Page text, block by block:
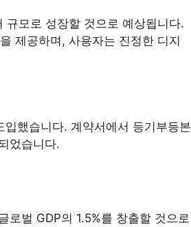
모로 성장할 것으로 예상됩니다.
제공하며, 사용자는 진정한 디지
했습니다. 계약서에서 등기부등본
었습니다.
벌 GDP의 1.5%를 창출할 것으로